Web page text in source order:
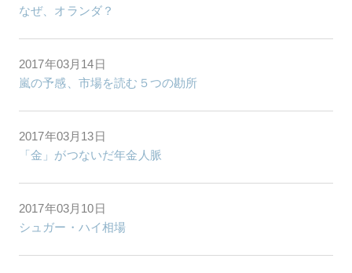
なぜ、オランダ？
2017年03月14日
嵐の予感、市場を読む５つの勘所
2017年03月13日
「金」がつないだ年金人脈
2017年03月10日
シュガー・ハイ相場